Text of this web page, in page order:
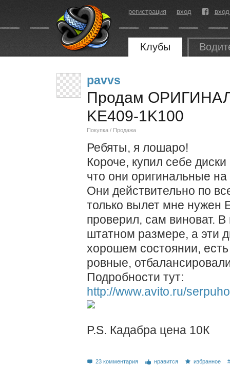
регистрация вход
Клубы
pavvs
Продам
KE409-1K100
Покупка / Продажа
Ребяты, я лошаро!
Короче, купил себе
что они оригинальные
Они действительно по
только вылет мне нужен
проверил, сам виноват. В
штатном размере, а эти
хорошем состоянии,
ровные,
Подробности тут:
http://www.avito.ru/
P.S. Кадабра цена 10К
23 комментария нравится избранное